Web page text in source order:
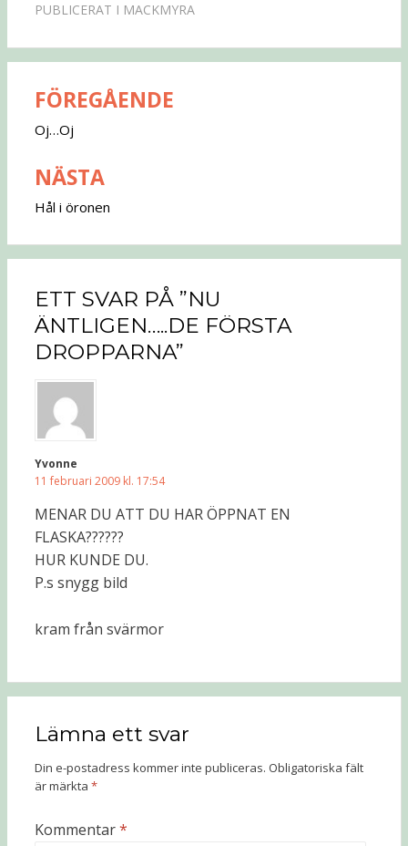
PUBLICERAT I MACKMYRA
Inläggsnavigering
FÖREGÅENDE
Oj…Oj
NÄSTA
Hål i öronen
ETT SVAR PÅ ”NU
ÄNTLIGEN…..DE FÖRSTA
DROPPARNA”
Yvonne
11 februari 2009 kl. 17:54
MENAR DU ATT DU HAR ÖPPNAT EN
FLASKA??????
HUR KUNDE DU.
P.s snygg bild
kram från svärmor
Lämna ett svar
Din e-postadress kommer inte publiceras. Obligatoriska fält
är märkta *
Kommentar*